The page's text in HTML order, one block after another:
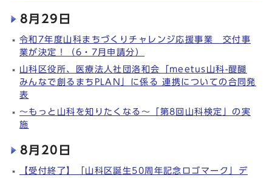
8月29日
令和7年度山科まちづくりチャレンジ応援事業 交付事
業が決定！（6・7月申請分）
山科区役所、医療法人社団洛和会「meetus山科-醍醐
みんなで創るまちPLAN」に係る 連携についての合同発
表
～もっと山科を知りたくなる～「第8回山科検定」の実
施
8月20日
【受付終了】「山科区誕生50周年記念ロゴマーク」デ